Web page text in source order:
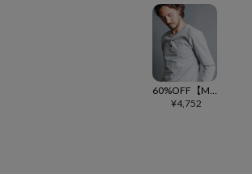
60%OFF【Magine(マージン)】BD CTN V-N HENLY L-S ヘンリーネックカットソー(2512-011)
¥4,752